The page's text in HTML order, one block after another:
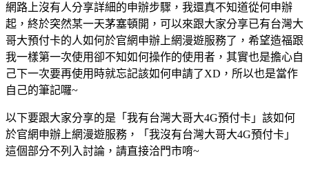
網路上沒有人分享詳細的申辦步驟，我還真不知道從何申辦
起，終於突然某一天茅塞頓開，可以來跟大家分享已有台灣大
哥大預付卡的人如何於官網申辦上網漫遊服務了，希望造福跟
我一樣第一次使用卻不知如何操作的使用者，其實也是擔心自
己下一次要再使用時就忘記該如何申請了XD，所以也是當作
自己的筆記囉~
以下要跟大家分享的是「我有台灣大哥大4G預付卡」該如何
於官網申辦上網漫遊服務，「我沒有台灣大哥大4G預付卡」
這個部分不列入討論，請直接洽門市唷~